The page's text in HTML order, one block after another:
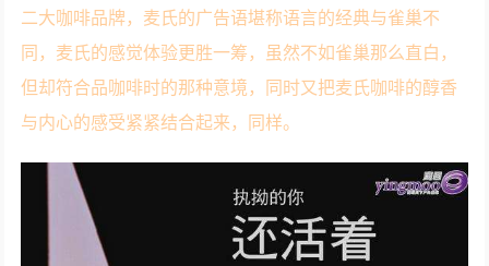
二大咖啡品牌，麦氏的广告语堪称语言的经典与雀巢不
同，麦氏的感觉体验更胜一筹，虽然不如雀巢那么直白，
但却符合品咖啡时的那种意境，同时又把麦氏咖啡的醇香
与内心的感受紧紧结合起来，同样。